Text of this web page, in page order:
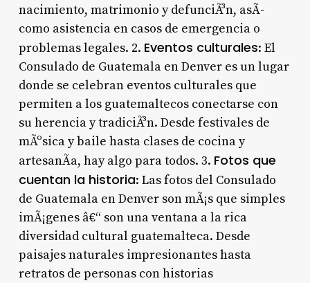
nacimiento, matrimonio y defunciÃ³n, asÃ­
como asistencia en casos de emergencia o
problemas legales. 2. Eventos culturales: El
Consulado de Guatemala en Denver es un lugar
donde se celebran eventos culturales que
permiten a los guatemaltecos conectarse con
su herencia y tradiciÃ³n. Desde festivales de
mÃºsica y baile hasta clases de cocina y
artesanÃ­a, hay algo para todos. 3. Fotos que
cuentan la historia: Las fotos del Consulado
de Guatemala en Denver son mÃ¡s que simples
imÃ¡genes â€“ son una ventana a la rica
diversidad cultural guatemalteca. Desde
paisajes naturales impresionantes hasta
retratos de personas con historias